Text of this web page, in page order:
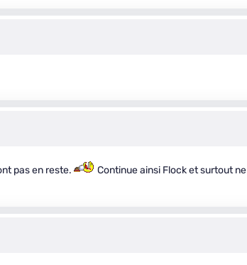
pas en reste.
Continue ainsi Flock et surtout ne